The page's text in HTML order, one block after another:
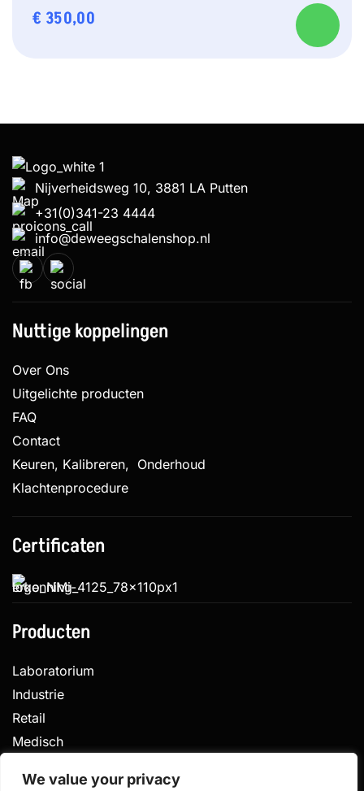
We value your privacy
€ 350,00
Nijverheidsweg 10, 3881 LA Putten
+31(0)341-23 4444
info@deweegschalenshop.nl
Nuttige koppelingen
Over Ons
Uitgelichte producten
FAQ
Contact
Keuren, Kalibreren, Onderhoud
Klachtenprocedure
Certificaten
Producten
Laboratorium
Industrie
Retail
Medisch